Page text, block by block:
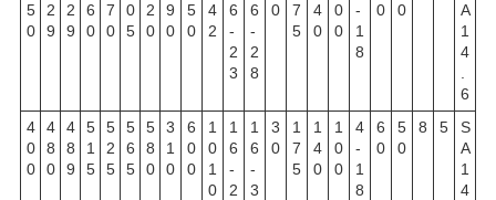
5
0
2
9
2
9
6
0
7
0
0
5
2
0
9
0
5
0
4
2
6
-
2
3
6
-
2
8
0
7
5
4
0
0
0
-
1
8
0
0
A
1
4
6
4
0
0
4
8
0
4
8
9
5
1
5
5
2
5
5
6
5
5
8
0
3
1
0
6
0
0
1
0
1
0
1
6
-
2
1
6
-
3
3
0
1
7
5
1
4
0
1
0
0
4
-
1
8
6
0
5
0
8 5
S
A
1
4